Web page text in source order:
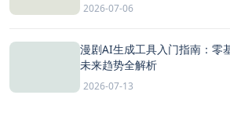
2026-07-06
漫剧AI生成工具入门指南：零
未来趋势全解析
2026-07-13